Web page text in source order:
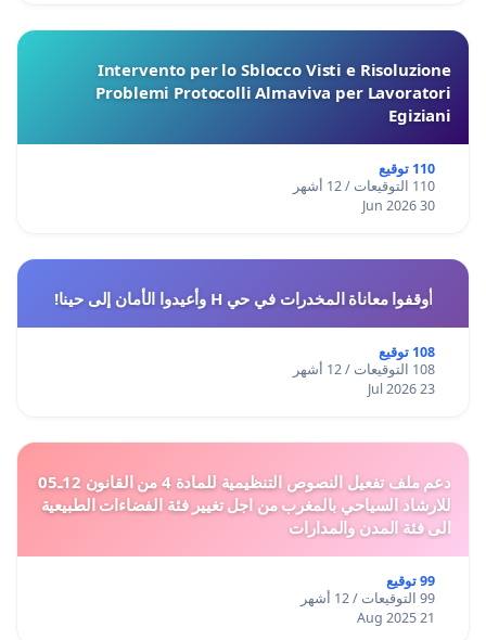
Intervento per lo Sblocco Visti e Risoluzione
Problemi Protocolli Almaviva per Lavoratori
Egiziani
110 توقيع
110 التوقيعات / 12 أشهر
30 Jun 2026
أوقفوا معاناة المخدرات في حي H وأعيدوا الأمان إلى حينا!
108 توقيع
108 التوقيعات / 12 أشهر
23 Jul 2026
دعم ملف تفعيل النصوص التنظيمية للمادة 4 من القانون 12ـ05
للارشاد السياحي بالمغرب من اجل تغيير فئة الفضاءات الطبيعية
الى فئة المدن والمدارات
99 توقيع
99 التوقيعات / 12 أشهر
21 Aug 2025